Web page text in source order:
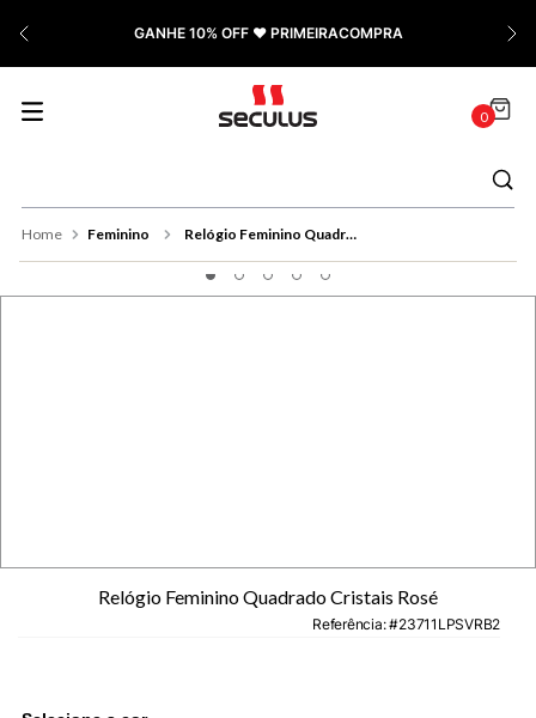
GANHE 10% OFF ❤️ PRIMEIRACOMPRA
0
Feminino Relógio Feminino Quadrado Cristais Rosé
Relógio Feminino Quadrado Cristais Rosé
Referência: 23711LPSVRB2
9º